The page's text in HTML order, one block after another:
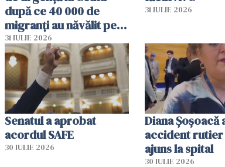
după ce 40 000 de
migranți au năvălit pe
teritoriul spaniol: „Vom
mobiliza toate
resursele"
31 IULIE 2026
31 IULIE 2026
Senatul a aprobat
acordul SAFE
30 IULIE 2026
Diana Șoșoacă
accident rutier
ajuns la spital
30 IULIE 2026